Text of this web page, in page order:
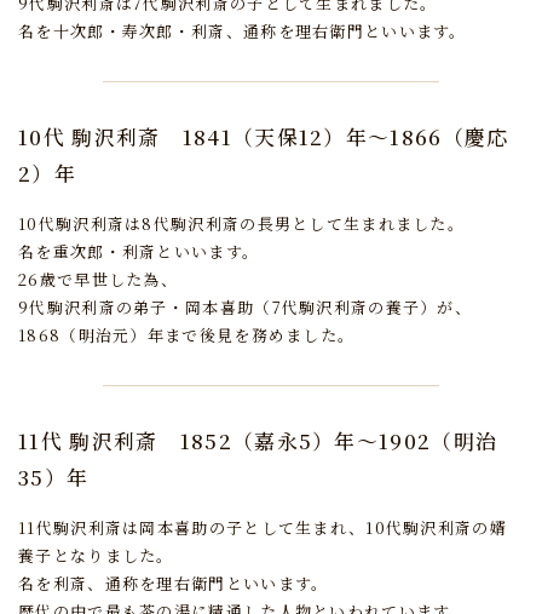
名を十次郎・寿次郎・利斎、通称を理右衛門といいます。
10代 駒沢利斎 1841（天保12）年～1866（慶応
2）年
10代駒沢利斎は8代駒沢利斎の長男として生まれました。
名を重次郎・利斎といいます。
26歳で早世した為、
9代駒沢利斎の弟子・岡本喜助（7代駒沢利斎の養子）が、
1868（明治元）年まで後見を務めました。
11代 駒沢利斎 1852（嘉永5）年～1902（明治
35）年
11代駒沢利斎は岡本喜助の子として生まれ、10代駒沢利斎の婿
養子となりました。
名を利斎、通称を理右衛門といいます。